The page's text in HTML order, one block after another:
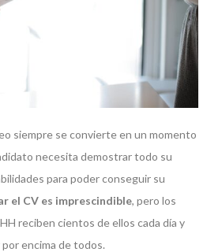
siempre se convierte en un momento
necesita demostrar todo su
para poder conseguir su
el CV es imprescindible, pero los
reciben cientos de ellos cada día y
encima de todos.